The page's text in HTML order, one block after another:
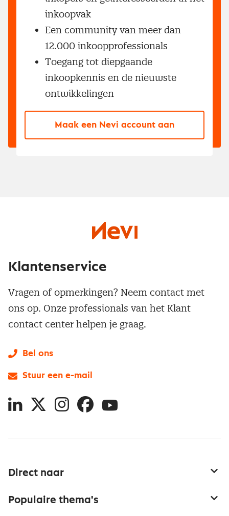
inkoopvak
Een community van meer dan
12.000 inkoopprofessionals
Toegang tot diepgaande
inkoopkennis en de nieuwste
ontwikkelingen
Maak een Nevi account aan
Direct naar
Populaire thema's
Klantenservice
Vragen of opmerkingen? Neem contact met
ons op. Onze professionals van het Klant
contact center helpen je graag.
Bel ons
Stuur een e-mail
LinkedIn
X InstagramFacebookYouTube